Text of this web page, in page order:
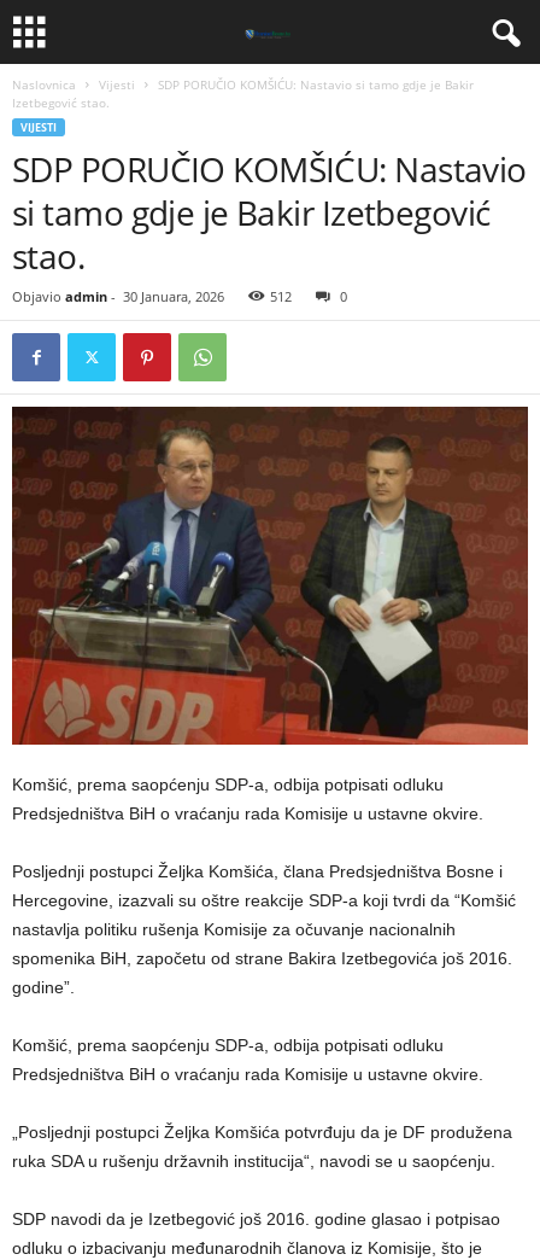
Naslovnica Vijesti
SDP PORUČIO KOMŠIĆU: Nastavio si tamo gdje je Bakir
Izetbegović stao.
VIJESTI
SDP PORUČIO KOMŠIĆU: Nastavio
si tamo gdje je Bakir Izetbegović
stao.
Objavio admin - 30 Januara, 2026 512 0
Komšić, prema saopćenju SDP-a, odbija potpisati odluku
Predsjedništva BiH o vraćanju rada Komisije u ustavne okvire.
Posljednji postupci Željka Komšića, člana Predsjedništva Bosne i
Hercegovine, izazvali su oštre reakcije SDP-a koji tvrdi da “Komšić
nastavlja politiku rušenja Komisije za očuvanje nacionalnih
spomenika BiH, započetu od strane Bakira Izetbegovića još 2016.
godine”.
Komšić, prema saopćenju SDP-a, odbija potpisati odluku
Predsjedništva BiH o vraćanju rada Komisije u ustavne okvire.
„Posljednji postupci Željka Komšića potvrđuju da je DF produžena
ruka SDA u rušenju državnih institucija“, navodi se u saopćenju.
SDP navodi da je Izetbegović još 2016. godine glasao i potpisao
odluku o izbacivanju međunarodnih članova iz Komisije, što je